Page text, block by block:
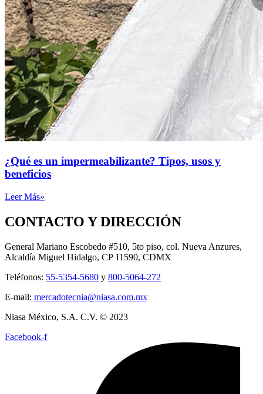
¿Qué es un impermeabilizante? Tipos, usos y
beneficios
Leer Más»
CONTACTO Y DIRECCIÓN
General Mariano Escobedo #510, 5to piso, col. Nueva Anzures,
Alcaldía Miguel Hidalgo, CP 11590, CDMX
Teléfonos: 55-5354-5680 y 800-5064-272
E-mail: mercadotecnia@niasa.com.mx
Niasa México, S.A. C.V. © 2023
Facebook-f